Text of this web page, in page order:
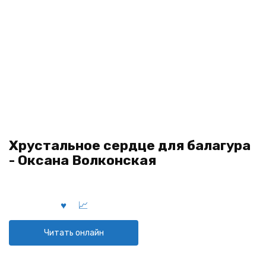
Хрустальное сердце для балагура
- Оксана Волконская
Читать онлайн